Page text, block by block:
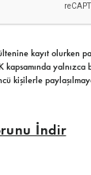
kayıt olurken
yalnızca
kişilerle
İndir